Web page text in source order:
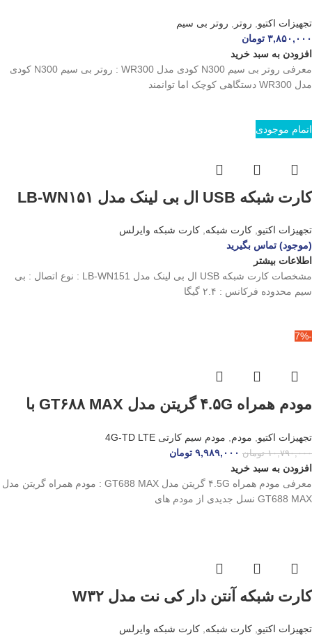
تجهیزات اکتیو روتر
روتر بی سیم
۳,۸۵۰,۰۰۰ تومان
افزودن به سبد خرید
معرفی روتر بی سیم N300 کودی مدل WR300 : روتر بی سیم N300 کودی
مدل WR300 دستگاهی کوچک اما توانمند
اتمام موجودی
کارت شبکه USB ال بی لینک مدل LB-WN۱۵۱
تجهیزات اکتیو کارت شبکه کارت شبکه وایرلس
(موجود) تماس بگیرید
اطلاعات بیشتر
مشخصات کارت شبکه USB ال بی لینک مدل LB-WN151 : نوع اتصال : بی
سیم محدوده فرکانس : ۲.۴ گیگا
-7%
مودم همراه ۴.۵G گریتن مدل GT۶۸۸ MAX با
تجهیزات اکتیو مودم مودم سیم کارتی 4G-TD LTE
۱۰,۷۹۰,۰۰۰ تومان ۹,۹۸۹,۰۰۰ تومان
افزودن به سبد خرید
معرفی مودم همراه ۴.5G گریتن مدل GT688 MAX : مودم همراه گریتن مدل
GT688 MAX نسل جدیدی از مودم‌ های
کارت شبکه آنتن دار کی نت مدل W۳۲
تجهیزات اکتیو کارت شبکه کارت شبکه وایرلس